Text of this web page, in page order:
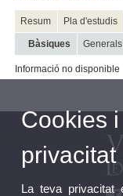
Resum Pla d'estudis
Bàsiques Generals
Informació no disponible
Cookies
privacitat
La teva privacitat